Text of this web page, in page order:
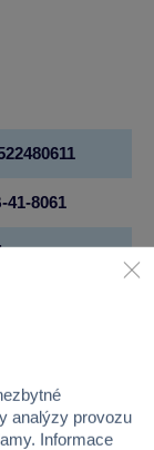
41-8061
analýzy provozu
Informace